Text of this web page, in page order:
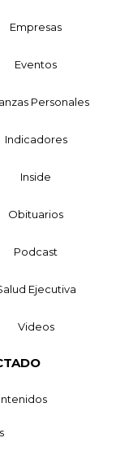
Empresas
Eventos
Personales
Indicadores
Inside
Obituarios
Podcast
Ejecutiva
Videos